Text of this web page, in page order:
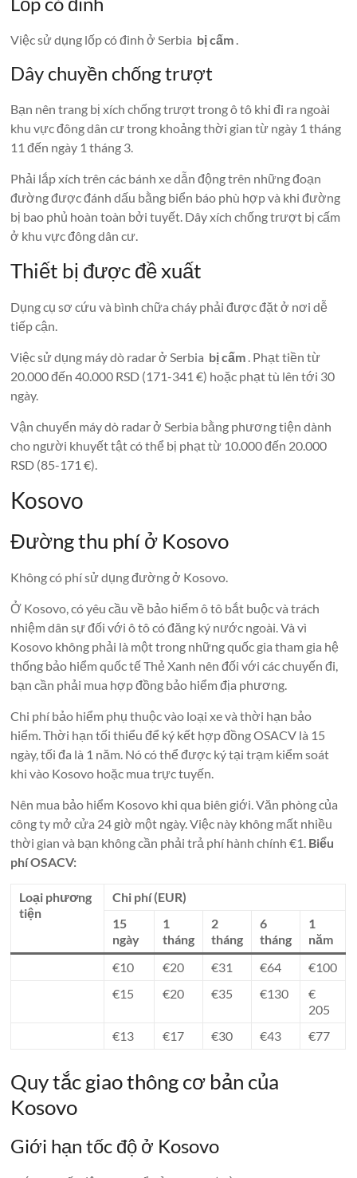
Việc sử dụng lốp có đinh ở Serbia bị cấm .
Dây chuyền chống trượt
Bạn nên trang bị xích chống trượt trong ô tô khi đi ra ngoài
khu vực đông dân cư trong khoảng thời gian từ ngày 1 tháng
11 đến ngày 1 tháng 3.
Phải lắp xích trên các bánh xe dẫn động trên những đoạn
đường được đánh dấu bằng biển báo phù hợp và khi đường
bị bao phủ hoàn toàn bởi tuyết. Dây xích chống trượt bị cấm
ở khu vực đông dân cư.
Thiết bị được đề xuất
Dụng cụ sơ cứu và bình chữa cháy phải được đặt ở nơi dễ
tiếp cận.
Việc sử dụng máy dò radar ở Serbia bị cấm . Phạt tiền từ
20.000 đến 40.000 RSD (171-341 €) hoặc phạt tù lên tới 30
ngày.
Vận chuyển máy dò radar ở Serbia bằng phương tiện dành
cho người khuyết tật có thể bị phạt từ 10.000 đến 20.000
RSD (85-171 €).
Kosovo
Đường thu phí ở Kosovo
Không có phí sử dụng đường ở Kosovo.
Ở Kosovo, có yêu cầu về bảo hiểm ô tô bắt buộc và trách
nhiệm dân sự đối với ô tô có đăng ký nước ngoài. Và vì
Kosovo không phải là một trong những quốc gia tham gia hệ
thống bảo hiểm quốc tế Thẻ Xanh nên đối với các chuyến đi,
bạn cần phải mua hợp đồng bảo hiểm địa phương.
Chi phí bảo hiểm phụ thuộc vào loại xe và thời hạn bảo
hiểm. Thời hạn tối thiểu để ký kết hợp đồng OSACV là 15
ngày, tối đa là 1 năm. Nó có thể được ký tại trạm kiểm soát
khi vào Kosovo hoặc mua trực tuyến.
Nên mua bảo hiểm Kosovo khi qua biên giới. Văn phòng của
công ty mở cửa 24 giờ một ngày. Việc này không mất nhiều
thời gian và bạn không cần phải trả phí hành chính €1. Biểu
phí OSACV:
Loại phương
tiện
Chi phí (EUR)
15
ngày
1
tháng
2
tháng
6
tháng
1
năm
€10
€20 €31 €64
€100
€15
€20 €35 €130
€
205
€13
€17 €30 €43 €77
Quy tắc giao thông cơ bản của
Kosovo
Giới hạn tốc độ ở Kosovo